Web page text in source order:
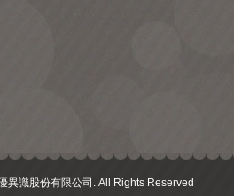
異識股份有限公司. All Rights Reserved